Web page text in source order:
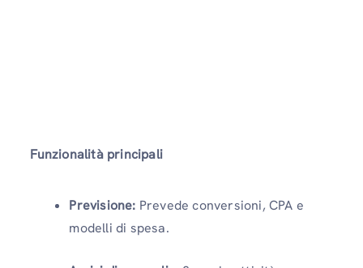
Funzionalità principali
Previsione: Prevede conversioni, CPA e
modelli di spesa.